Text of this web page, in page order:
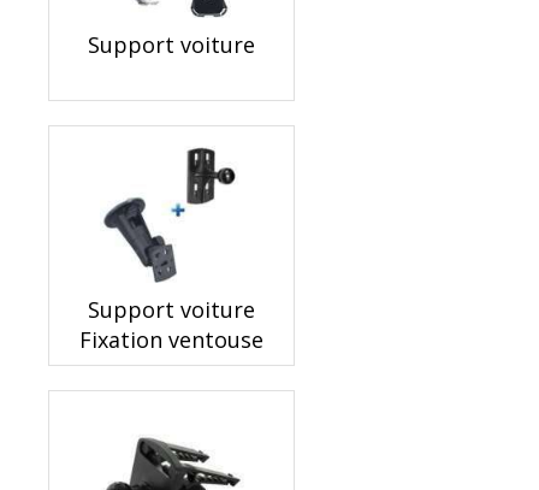
Support voiture
Support voiture
Fixation ventouse